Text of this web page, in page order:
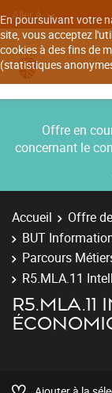
En poursuivant votre
site, vous acceptez
cookies à des fins de
(statistiques
Aller à
Offre en
concernant le
Accueil Offre
BUT
Parcours
R5.MLA.11
R5.MLA.11